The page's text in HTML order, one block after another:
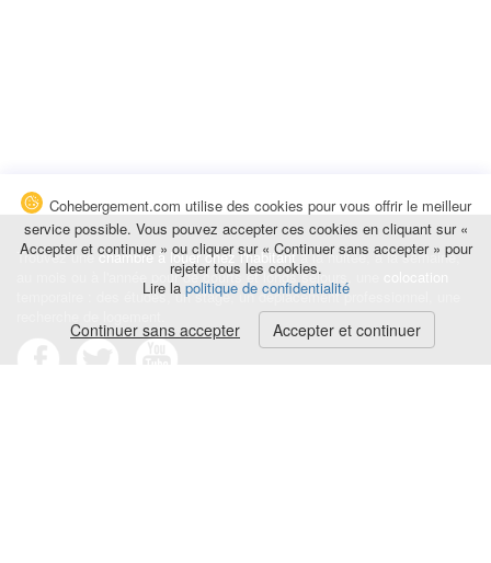
Trouvez unechambre à louer chez l'habitantà la nuitée, à la semaine,
au mois ou à l'année pour de courts et longs séjours, une
temporaire : des études, un stage, un déplacement professionnel, une
Cohebergement.com utilise des cookies pour vous offrir le meilleur
service possible. Vous pouvez accepter ces cookies en cliquant sur «
Accepter et continuer » ou cliquer sur « Continuer sans accepter » pour
rejeter tous les cookies.
Lire la politique de confidentialité
Continuer sans accepter Accepter et continuer